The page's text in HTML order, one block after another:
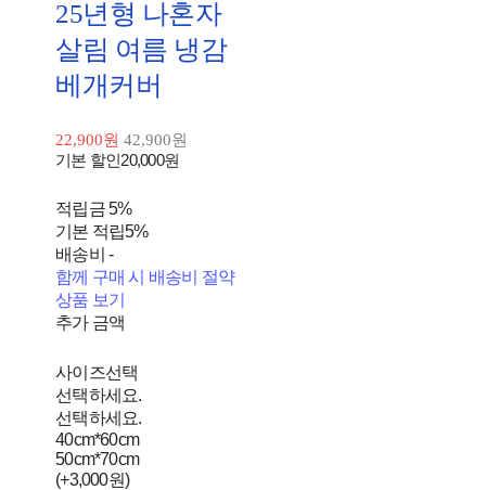
25년형 나혼자
살림 여름 냉감
베개커버
22,900원42,900원
기본 할인20,000원
적립금5%
기본 적립5%
배송비 -
함께 구매 시 배송비 절약
상품 보기
추가 금액
사이즈선택
선택하세요.
선택하세요.
40cm*60cm
50cm*70cm
(+3,000원)